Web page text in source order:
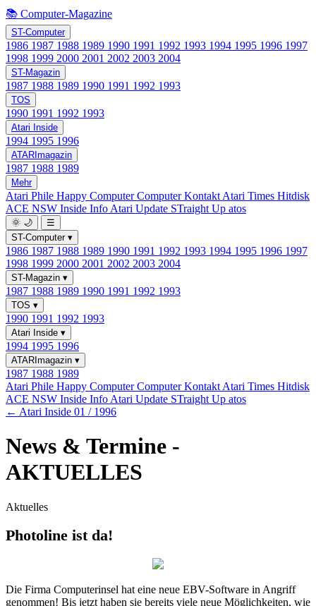
📚 Computer-Magazine
ST-Computer
1986 1987 1988 1989 1990 1991 1992 1993 1994 1995 1996 1997
1998 1999 2000 2001 2002 2003 2004
ST-Magazin
1987 1988 1989 1990 1991 1992 1993
TOS
1990 1991 1992 1993
Atari Inside
1994 1995 1996
ATARImagazin
1987 1988 1989
Mehr
Atari Phile Happy ComputerComputer Kontakt Atari Times Hitdisk
ACE NSW Inside Info Atari Update STraight Up atos
🌞 🌙
☰
ST-Computer ▾
1986 1987 1988 1989 1990 1991 1992 1993 1994 1995 1996 1997
1998 1999 2000 2001 2002 2003 2004
ST-Magazin ▾
1987 1988 1989 1990 1991 1992 1993
TOS ▾
1990 1991 1992 1993
Atari Inside ▾
1994 1995 1996
ATARImagazin ▾
1987 1988 1989
Atari Phile Happy ComputerComputer Kontakt Atari Times Hitdisk
ACE NSW Inside Info Atari Update STraight Up atos
← Atari Inside 01 / 1996
News & Termine -
AKTUELLES
Aktuelles
Photoline ist da!
Die Firma Computerinsel hat eine neue EBV-Software in Angriff
genommen! Bis jetzt haben sie bereits viele neue Möglichkeiten, wie